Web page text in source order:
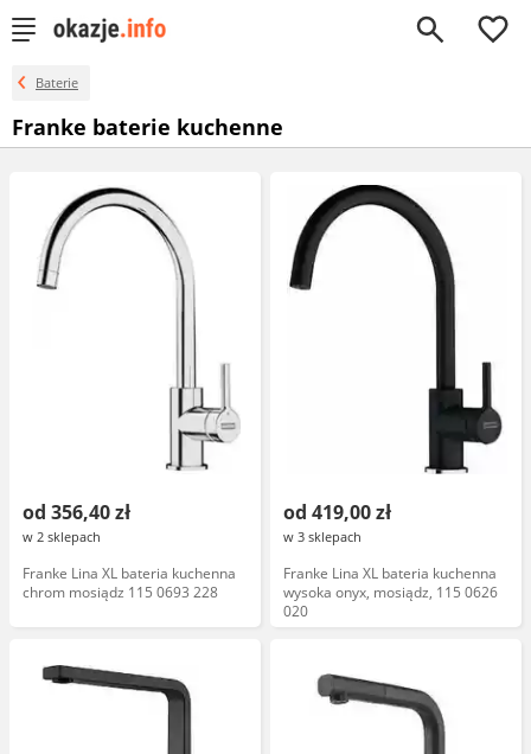
0
Baterie
Franke baterie kuchenne
od 356,40 zł
w 2 sklepach
Franke Lina XL bateria kuchenna
chrom mosiądz 115 0693 228
od 419,00 zł
w 3 sklepach
Franke Lina XL bateria kuchenna
wysoka onyx, mosiądz, 115 0626
020